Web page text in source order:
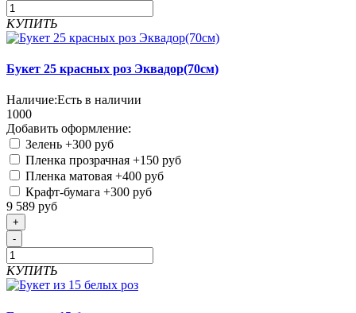
КУПИТЬ
Букет 25 красных роз Эквадор(70см)
Наличие:Есть в наличии
1000
Добавить оформление:
Зелень +300 руб
Пленка прозрачная +150 руб
Пленка матовая +400 руб
Крафт-бумага +300 руб
9 589 руб
+
-
КУПИТЬ